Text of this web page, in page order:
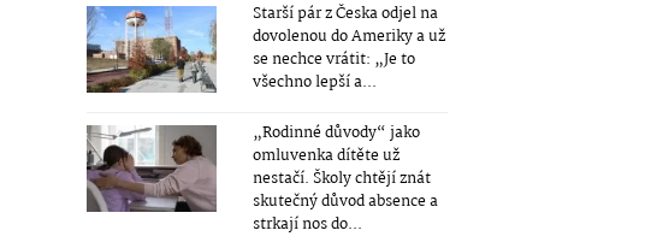
Starší pár z Česka odjel na
dovolenou do Ameriky a už
se nechce vrátit: „Je to
všechno lepší a...
„Rodinné důvody“ jako
omluvenka dítěte už
nestačí. Školy chtějí znát
skutečný důvod absence a
strkají nos do...